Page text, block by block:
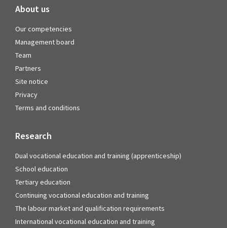
About us
Our competencies
Management board
Team
Partners
Site notice
Privacy
Terms and conditions
Research
Dual vocational education and training (apprenticeship)
School education
Tertiary education
Continuing vocational education and training
The labour market and qualification requirements
International vocational education and training